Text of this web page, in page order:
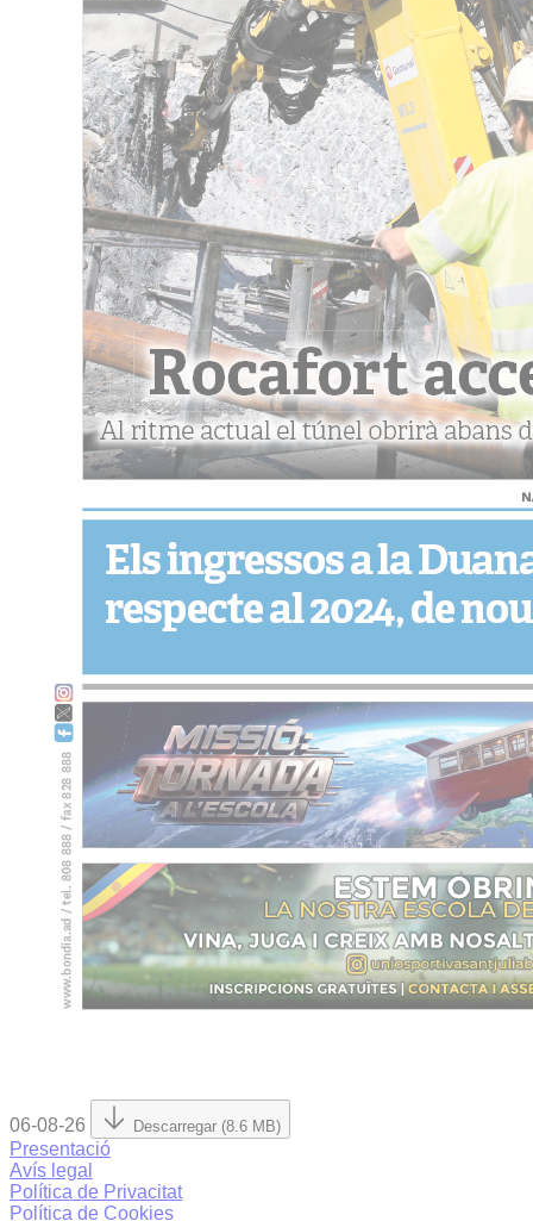
06-08-26 Descarregar (8.6 MB)
Presentació
Avís legal
Política de Privacitat
Política de Cookies